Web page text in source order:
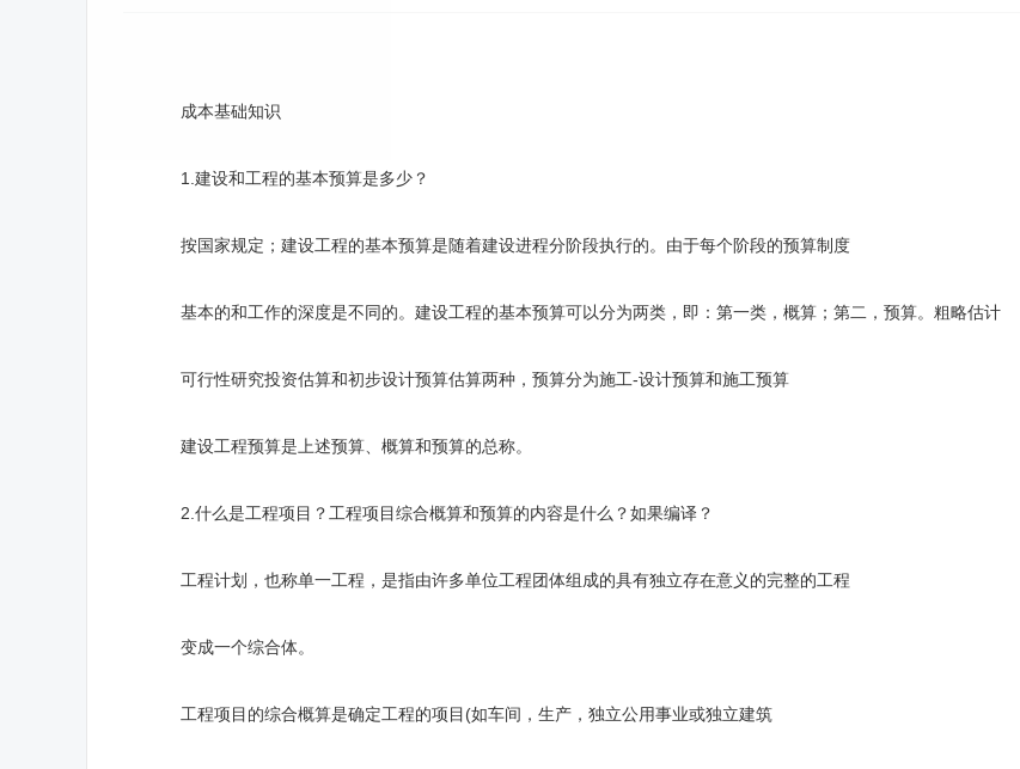
成本基础知识
1.建设和工程的基本预算是多少？
按国家规定；建设工程的基本预算是随着建设进程分阶段执行的。由于每个阶段的预算制度
基本的和工作的深度是不同的。建设工程的基本预算可以分为两类，即：第一类，概算；第二，预算。粗略估计
可行性研究投资估算和初步设计预算估算两种，预算分为施工-设计预算和施工预算
建设工程预算是上述预算、概算和预算的总称。
2.什么是工程项目？工程项目综合概算和预算的内容是什么？如果编译？
工程计划，也称单一工程，是指由许多单位工程团体组成的具有独立存在意义的完整的工程
变成一个综合体。
工程项目的综合概算是确定工程的项目(如车间，生产，独立公用事业或独立建筑